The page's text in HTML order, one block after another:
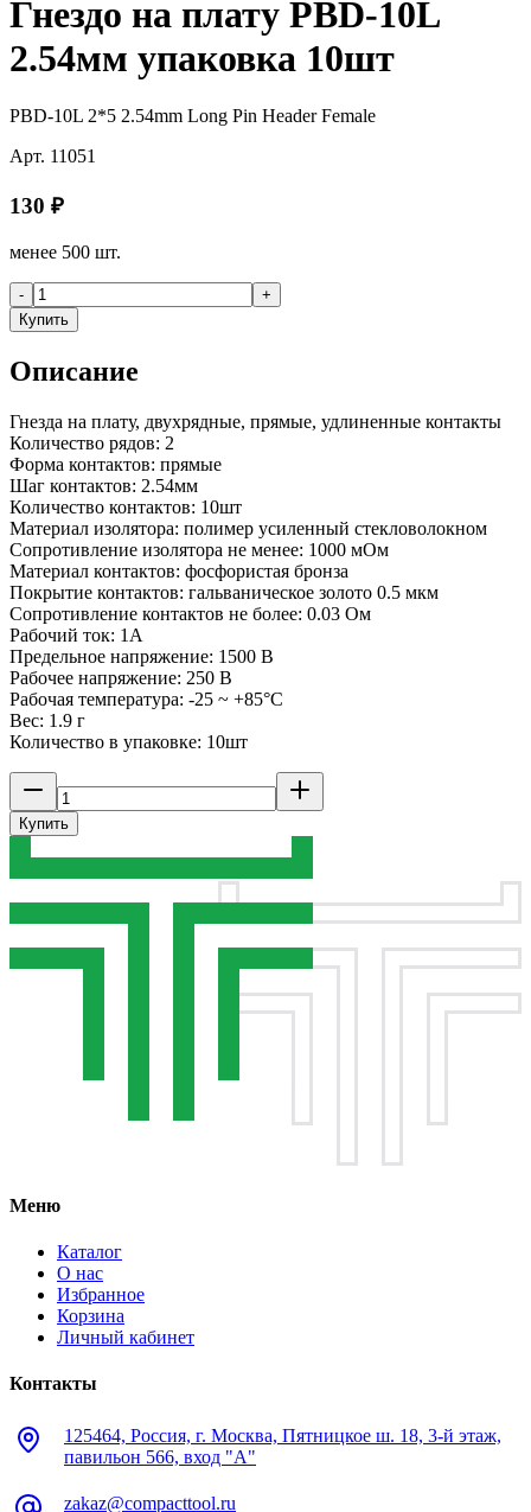
Гнездо на плату PBD-10L
2.54мм упаковка 10шт
PBD-10L 2*5 2.54mm Long Pin Header Female
Арт. 11051
130 ₽
менее 500 шт.
-
+
Купить
Описание
Гнезда на плату, двухрядные, прямые, удлиненные контакты
Количество рядов: 2
Форма контактов: прямые
Шаг контактов: 2.54мм
Количество контактов: 10шт
Материал изолятора: полимер усиленный стекловолокном
Сопротивление изолятора не менее: 1000 мОм
Материал контактов: фосфористая бронза
Покрытие контактов: гальваническое золото 0.5 мкм
Сопротивление контактов не более: 0.03 Ом
Рабочий ток: 1А
Предельное напряжение: 1500 В
Рабочее напряжение: 250 В
Рабочая температура: -25 ~ +85°C
Вес: 1.9 г
Количество в упаковке: 10шт
Купить
Меню
Каталог
О нас
Избранное
Корзина
Личный кабинет
Контакты
125464, Россия, г. Москва, Пятницкое ш. 18, 3-й этаж,
павильон 566, вход "А"
zakaz@compacttool.ru